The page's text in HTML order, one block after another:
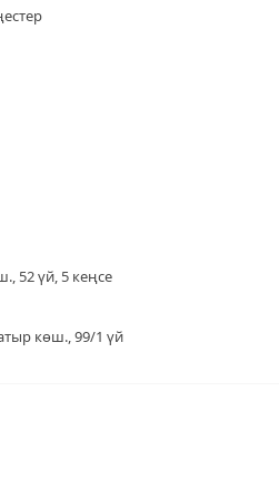
52 үй, 5 кеңсе
көш., 99/1 үй